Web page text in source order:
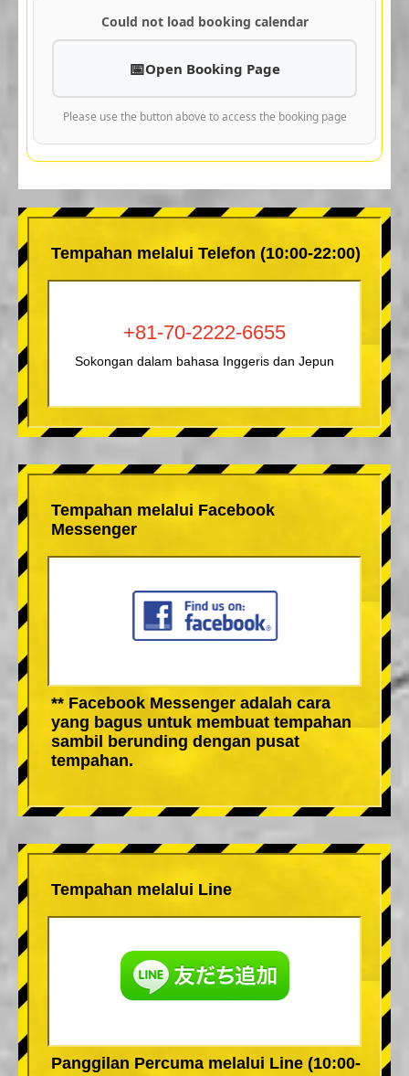
Could not load booking calendar
Open Booking Page
Please use the button above to access the booking page
Tempahan melalui Telefon (10:00-22:00)
+81-70-2222-6655
Sokongan dalam bahasa Inggeris dan Jepun
Tempahan melalui Facebook
Messenger
** Facebook Messenger adalah cara
yang bagus untuk membuat tempahan
sambil berunding dengan pusat
tempahan.
Tempahan melalui Line
Panggilan Percuma melalui Line (10:00-